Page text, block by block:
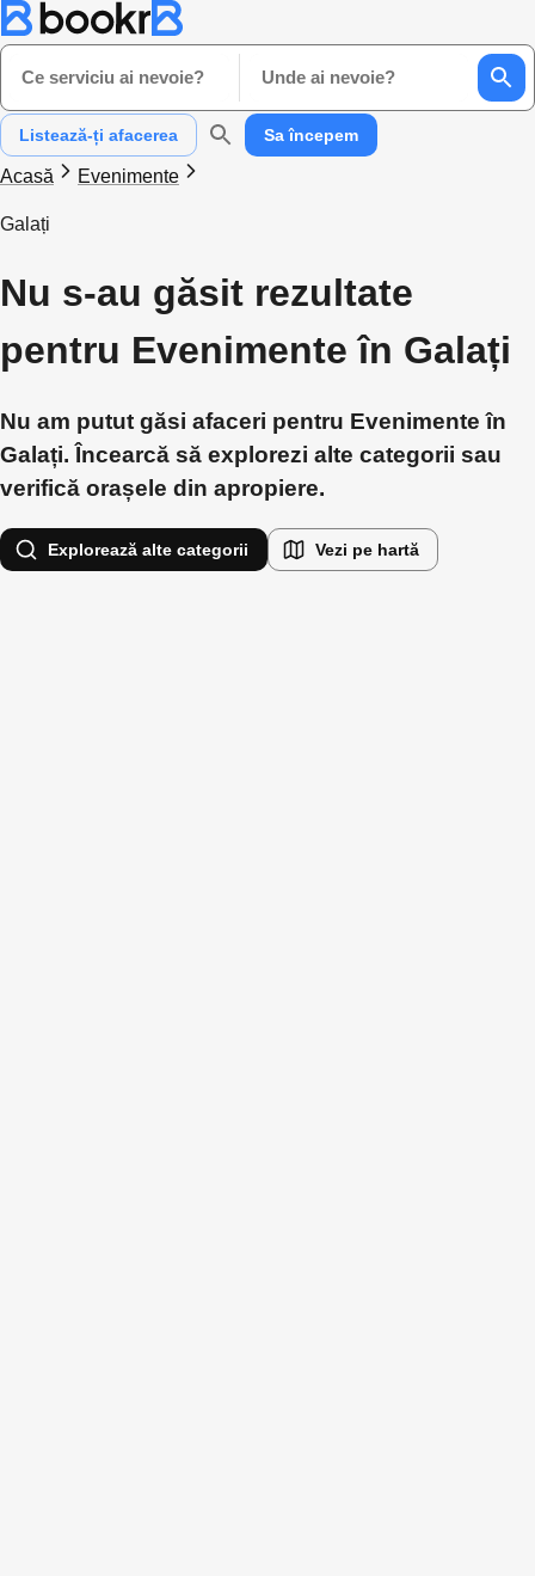
Ce serviciu ai nevoie? Unde ai nevoie?
Listează-ți afacerea Sa începem
Acasă Evenimente
Galați
Nu s-au găsit rezultate
pentru Evenimente în Galați
Nu am putut găsi afaceri pentru Evenimente în
Galați. Încearcă să explorezi alte categorii sau
verifică orașele din apropiere.
Explorează alte categorii Vezi pe hartă